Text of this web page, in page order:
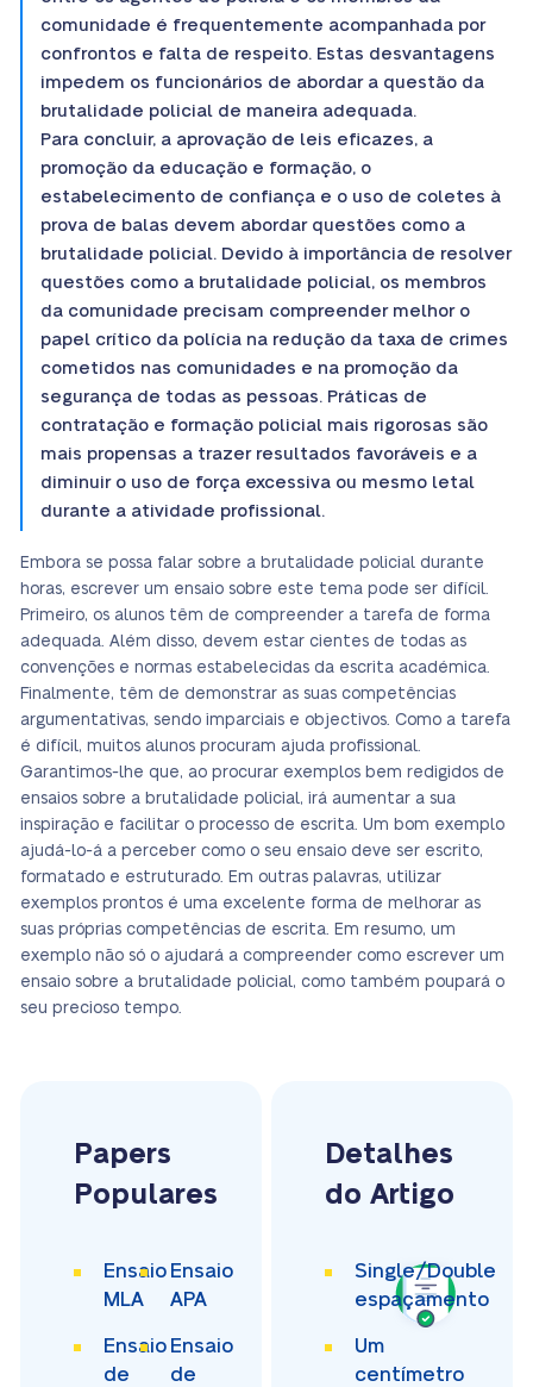
comunidade é frequentemente acompanhada por
confrontos e falta de respeito. Estas desvantagens
impedem os funcionários de abordar a questão da
brutalidade policial de maneira adequada.
Para concluir, a aprovação de leis eficazes, a
promoção da educação e formação, o
estabelecimento de confiança e o uso de coletes à
prova de balas devem abordar questões como a
brutalidade policial. Devido à importância de resolver
questões como a brutalidade policial, os membros
da comunidade precisam compreender melhor o
papel crítico da polícia na redução da taxa de crimes
cometidos nas comunidades e na promoção da
segurança de todas as pessoas. Práticas de
contratação e formação policial mais rigorosas são
mais propensas a trazer resultados favoráveis e a
diminuir o uso de força excessiva ou mesmo letal
durante a atividade profissional.
Embora se possa falar sobre a brutalidade policial durante
horas, escrever um ensaio sobre este tema pode ser difícil.
Primeiro, os alunos têm de compreender a tarefa de forma
adequada. Além disso, devem estar cientes de todas as
convenções e normas estabelecidas da escrita académica.
Finalmente, têm de demonstrar as suas competências
argumentativas, sendo imparciais e objectivos. Como a tarefa
é difícil, muitos alunos procuram ajuda profissional.
Garantimos-lhe que, ao procurar exemplos bem redigidos de
ensaios sobre a brutalidade policial, irá aumentar a sua
inspiração e facilitar o processo de escrita. Um bom exemplo
ajudá-lo-á a perceber como o seu ensaio deve ser escrito,
formatado e estruturado. Em outras palavras, utilizar
exemplos prontos é uma excelente forma de melhorar as
suas próprias competências de escrita. Em resumo, um
exemplo não só o ajudará a compreender como escrever um
ensaio sobre a brutalidade policial, como também poupará o
seu precioso tempo.
Papers
Populares
Ensaio
MLA
Ensaio
APA
Ensaio
de
Ensaio
de
Detalhes
do Artigo
Single/Double
espaçamento
Um
centímetro